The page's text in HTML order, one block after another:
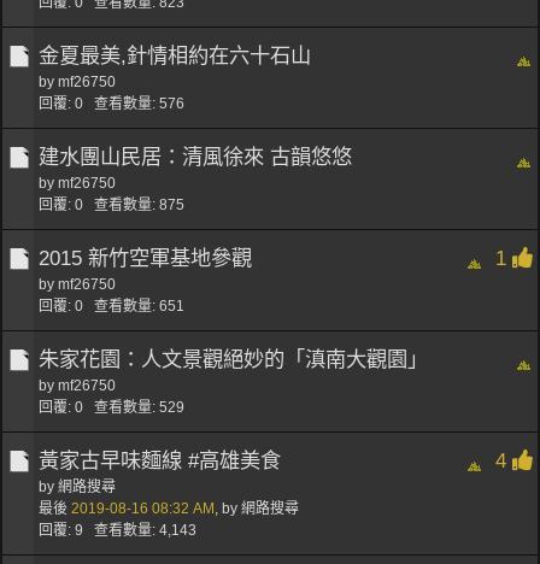
金夏最美,針情相約在六十石山
by mf26750
回覆: 0 查看數量: 576
建水團山民居：清風徐來 古韻悠悠
by mf26750
回覆: 0 查看數量: 875
1
2015 新竹空軍基地參觀
by mf26750
回覆: 0 查看數量: 651
朱家花園：人文景觀絕妙的「滇南大觀園」
by mf26750
回覆: 0 查看數量: 529
4
黃家古早味麵線 #高雄美食
by 網路搜尋
最後 2019-08-16 08:32 AM , by 網路搜尋
回覆: 9 查看數量: 4,143